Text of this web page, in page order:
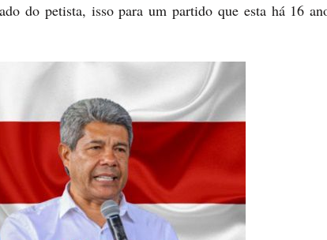
do petista, isso para um partido que esta há 16